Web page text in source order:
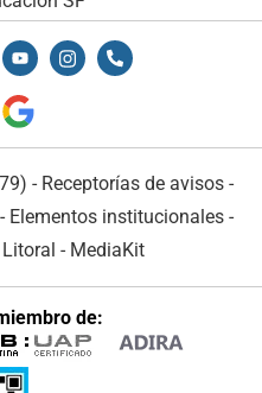
- Receptorías de avisos -
- Elementos institucionales-
- MediaKit
de: